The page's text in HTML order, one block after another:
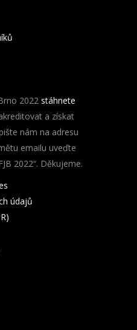
2022 stáhnete
a získat
nám na adresu
emailu uveďte
2022“. Děkujeme.
údajů